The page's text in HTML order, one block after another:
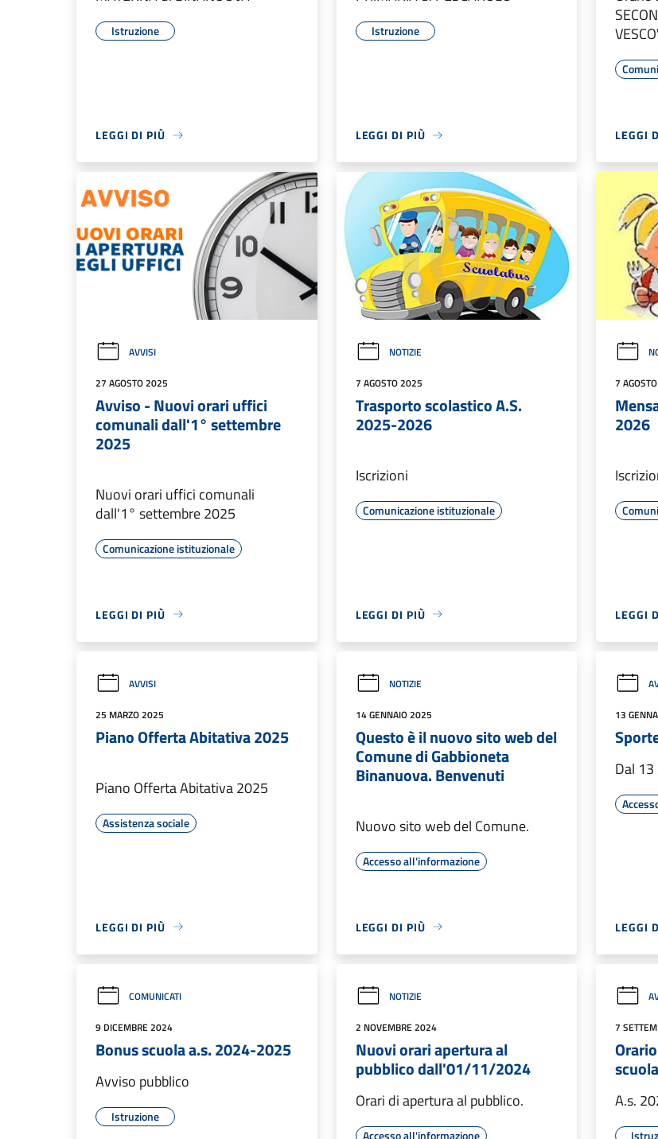
Istruzione
LEGGI DI PIÙ
Istruzione
LEGGI DI PIÙ LEGGI
AVVISI
27 AGOSTO 2025
Avviso - Nuovi orari uffici
comunali dall'1° settembre
2025
Nuovi orari uffici comunali
dall'1° settembre 2025
Comunicazione istituzionale
LEGGI DI PIÙ
NOTIZIE
7 AGOSTO 2025
Trasporto scolastico A.S.
2025-2026
Iscrizioni
Comunicazione istituzionale
LEGGI DI PIÙ
7
2026
LEGGI
AVVISI
25 MARZO 2025
Piano Offerta Abitativa 2025
Piano Offerta Abitativa 2025
Assistenza sociale
LEGGI DI PIÙ
NOTIZIE
14 GENNAIO 2025
Questo è il nuovo sito web del
Comune di Gabbioneta
Binanuova. Benvenuti
Nuovo sito web del Comune.
Accesso all'informazione
LEGGI DI PIÙ
13
Dal
LEGGI
COMUNICATI
9 DICEMBRE 2024
Bonus scuola a.s. 2024-2025
Avviso pubblico
Istruzione
NOTIZIE
2 NOVEMBRE 2024
Nuovi orari apertura al
pubblico dall'01/11/2024
Orari di apertura al pubblico.
Accesso all'informazione
7
A.s.